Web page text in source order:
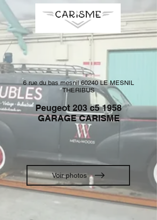
Peugeot 203 c5 1958
GARAGE CARISME
6 rue du bas mesnil 60240 LE MESNIL
THERIBUS
Voir photos